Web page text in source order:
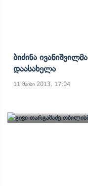
Ბიძინა
Დაასახელა
11 მაისი 2013, 17:04